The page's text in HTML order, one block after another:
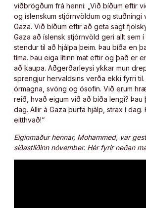
viðbrögðum frá henni: „Við bíðum eftir
og íslenskum stjórnvöldum og stuðningi
Gaza. Við bíðum eftir að geta sagt
Gaza að íslensk stjórnvöld geri allt sem
stendur til að hjálpa þeim. Þau bíða en
tíma. Þau eiga lítinn mat eftir og það er
að kaupa. Aðgerðarleysi ykkar mun
sprengjur hervaldsins verða ekki fyrri
örmagna, svöng og ósofin. Við erum
reið, hvað eigum við að bíða lengi? Þau
dag. Allir á Gaza þurfa hjálp, strax í dag.
eitthvað!“
Eiginmaður hennar, Mohammed, var
síðastliðinn nóvember. Hér fyrir neðan